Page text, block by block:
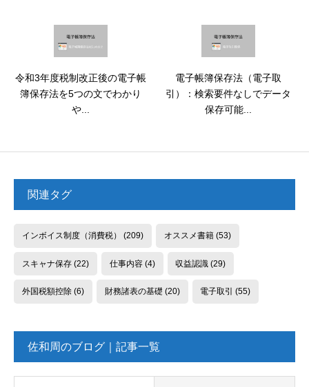
令和3年度税制改正後の電子帳
簿保存法を5つの文でわかり
や...
電子帳簿保存法（電子取
引）：検索要件なしでデータ
保存可能...
関連タグ
インボイス制度（消費税） (209) オススメ書籍(53)
スキャナ保存(22) 仕事内容(4) 収益認識 (29)
外国税額控除(6) 財務諸表の基礎 (20) 電子取引 (55)
佐和周のブログ｜記事一覧